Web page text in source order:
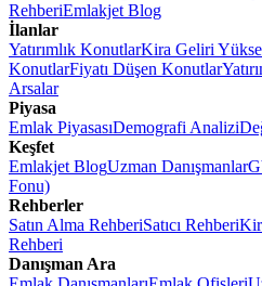
RehberiEmlakjet Blog
İlanlar
Yatırımlık KonutlarKira Geliri
KonutlarFiyatı Düşen Konutlar
Arsalar
Piyasa
Emlak PiyasasıDemografi Analizi
Keşfet
Emlakjet BlogUzman Danışmanlar
Fonu)
Rehberler
Satın Alma RehberiSatıcı Rehberi
Rehberi
Danışman Ara